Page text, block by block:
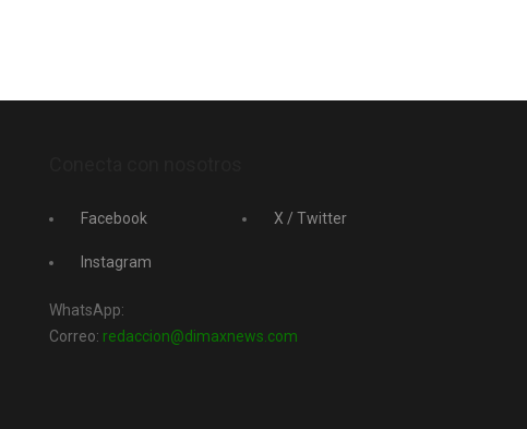
Facebook
Instagram
X / Twitter
WhatsApp:
Correo: redaccion@dimaxnews.com